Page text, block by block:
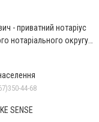
- приватний нотаріус
нотаріального округу
44-68
SENSE